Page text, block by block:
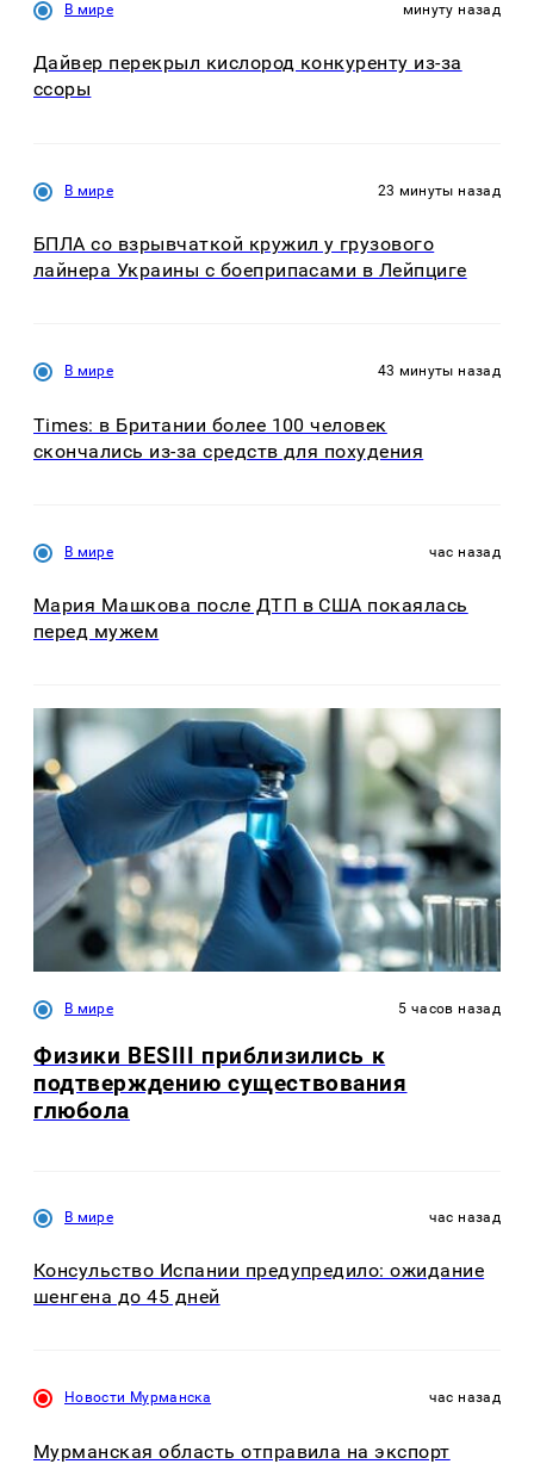
В мире минуту назад
Дайвер перекрыл кислород конкуренту из-за
ссоры
В мире 23 минуты назад
БПЛА со взрывчаткой кружил у грузового
лайнера Украины с боеприпасами в Лейпциге
В мире 43 минуты назад
Times: в Британии более 100 человек
скончались из-за средств для похудения
В мире час назад
Мария Машкова после ДТП в США покаялась
перед мужем
В мире 5 часов назад
Физики BESIII приблизились к
подтверждению существования
глюбола
В мире час назад
Консульство Испании предупредило: ожидание
шенгена до 45 дней
Новости Мурманска час назад
Мурманская область отправила на экспорт